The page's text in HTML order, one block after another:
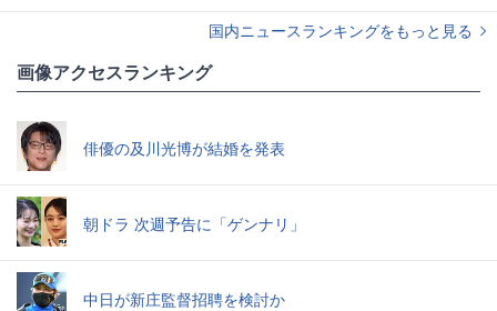
国内ニュースランキングをもっと見る
画像アクセスランキング
俳優の及川光博が結婚を発表
朝ドラ 次週予告に「ゲンナリ」
中日が新庄監督招聘を検討か